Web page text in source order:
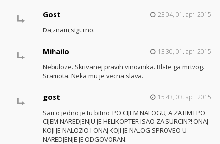
Gost 23:04, 01. apr. 2015.
Da,znam,sigurno.
Mihailo 13:30, 01. apr. 2015.
Nebuloze. Skrivanej pravih vinovnika. Blate ga mrtvog.
Sramota. Neka mu je vecna slava.
gost 15:43, 03. apr. 2015.
Samo jedno je tu bitno: PO CIJEM NALOGU, A ZATIM I PO
CIJEM NAREDJENJU JE HELIKOPTER ISAO ZA SURCIN?! ONAJ
KOJI JE NALOZIO I ONAJ KOJI JE NALOG SPROVEO U
NAREDJENJE JE ODGOVORAN.